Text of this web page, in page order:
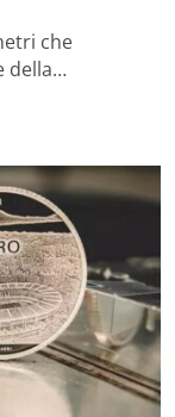
che
della…